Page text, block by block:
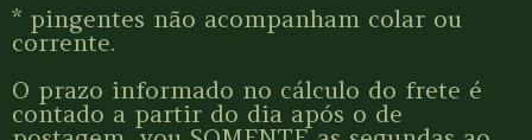
* pingentes não acompanham colar ou
corrente.
O prazo informado no cálculo do frete é
contado a partir do dia após o de